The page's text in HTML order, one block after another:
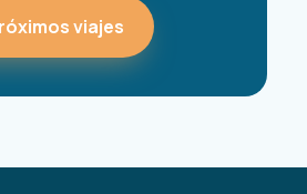
viajes